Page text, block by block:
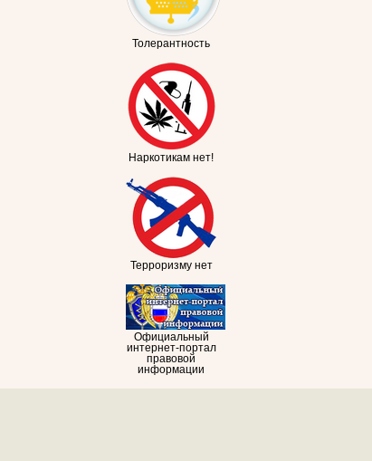
Толерантность
Наркотикам нет!
Терроризму нет
Официальный
интернет-портал
правовой
информации